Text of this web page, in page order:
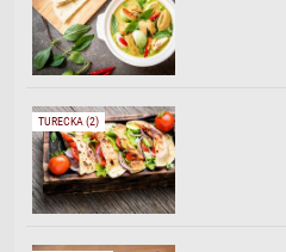
TURECKA (2)